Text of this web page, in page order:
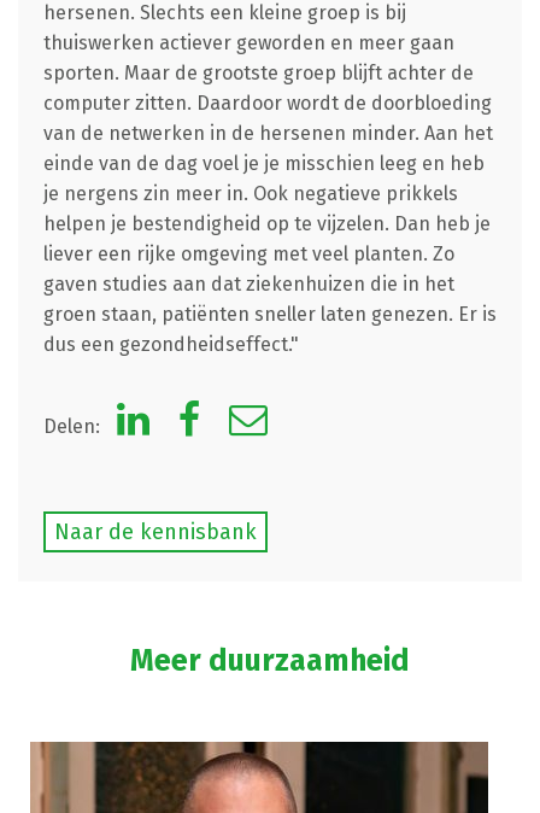
hersenen. Slechts een kleine groep is bij
thuiswerken actiever geworden en meer gaan
sporten. Maar de grootste groep blijft achter de
computer zitten. Daardoor wordt de doorbloeding
van de netwerken in de hersenen minder. Aan het
einde van de dag voel je je misschien leeg en heb
je nergens zin meer in. Ook negatieve prikkels
helpen je bestendigheid op te vijzelen. Dan heb je
liever een rijke omgeving met veel planten. Zo
gaven studies aan dat ziekenhuizen die in het
groen staan, patiënten sneller laten genezen. Er is
dus een gezondheidseffect."
Delen:
Naar de kennisbank
Meer duurzaamheid